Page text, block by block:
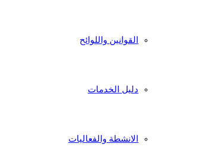
القوانين واللوائح
دليل الخدمات
الانشطة والفعاليات